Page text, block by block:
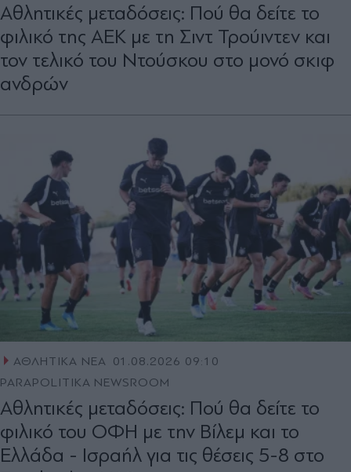
Αθλητικές μεταδόσεις: Πού θα δείτε το
φιλικό της ΑΕΚ με τη Σιντ Τρούιντεν και
τον τελικό του Ντούσκου στο μονό σκιφ
ανδρών
ΑΘΛΗΤΙΚΑ ΝΕΑ 01.08.2026 09:10
PARAPOLITIKA NEWSROOM
Αθλητικές μεταδόσεις: Πού θα δείτε το
φιλικό του ΟΦΗ με την Βίλεμ και το
Ελλάδα - Ισραήλ για τις θέσεις 5-8 στο